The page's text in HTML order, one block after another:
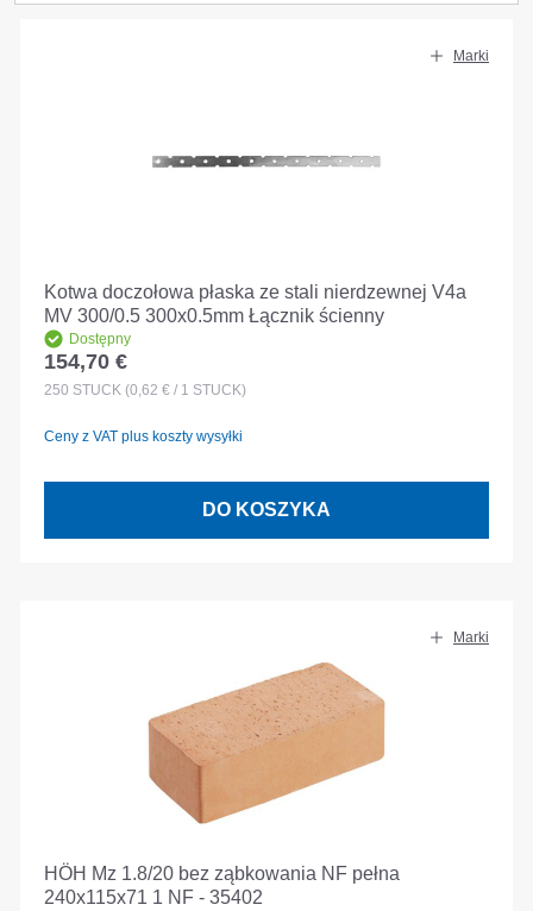
Marki
Kotwa doczołowa płaska ze stali nierdzewnej V4a
MV 300/0.5 300x0.5mm Łącznik ścienny
Dostępny
Cena regularna:
154,70 €
250 STÜCK (0,62 € / 1 STÜCK)
Ceny z VAT plus koszty wysyłki
DO KOSZYKA
Marki
HÖH Mz 1.8/20 bez ząbkowania NF pełna
240x115x71 1 NF - 35402